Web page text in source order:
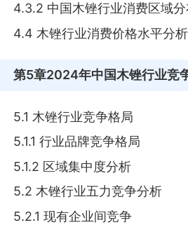
4.3.2 中国木锉行业消费区域
4.4 木锉行业消费价格水平分析
第5章2024年中国木锉行业竞
5.1 木锉行业竞争格局
5.1.1 行业品牌竞争格局
5.1.2 区域集中度分析
5.2 木锉行业五力竞争分析
5.2.1 现有企业间竞争